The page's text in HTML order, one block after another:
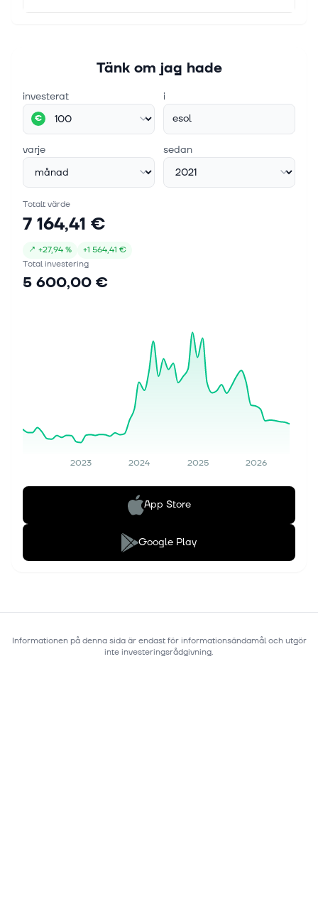
Tänk om jag hade
investerat
€
i
esol
varje sedan
Totalt värde
7 164,41 €
↗ +27,94 % +1 564,41 €
Total investering
5 600,00 €
2023 2024 2025 2026
App Store
Google Play
Informationen på denna sida är endast för informationsändamål och utgör
inte investeringsrådgivning.